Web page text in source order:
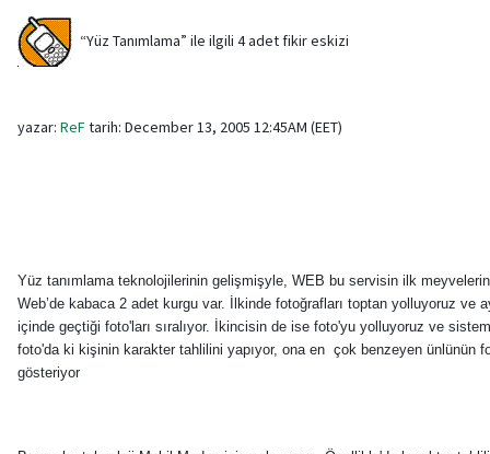
“Yüz Tanımlama” ile ilgili 4 adet fikir eskizi
yazar: ReFtarih: December 13, 2005 12:45AM (EET)
Yüz tanımlama teknolojilerinin gelişmişyle, WEB bu servisin ilk
Web’de kabaca 2 adet kurgu var. İlkinde fotoğrafları toptan yolluyoruz ve
içinde geçtiği foto'ları sıralıyor. İkincisin de ise foto'yu yolluyoruz ve
foto'da ki kişinin karakter tahlilini yapıyor, ona en çok benzeyen ünlünün
gösteriyor